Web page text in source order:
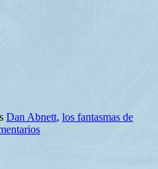
Dan Abnett, los fantasmas de